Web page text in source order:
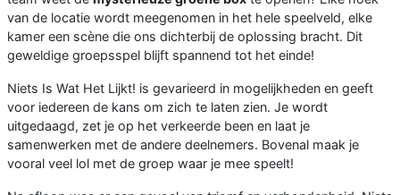
van de locatie wordt meegenomen in het hele speelveld, elke
kamer een scène die ons dichterbij de oplossing bracht. Dit
geweldige groepsspel blijft spannend tot het einde!
Niets Is Wat Het Lijkt! is gevarieerd in mogelijkheden en geeft
voor iedereen de kans om zich te laten zien. Je wordt
uitgedaagd, zet je op het verkeerde been en laat je
samenwerken met de andere deelnemers. Bovenal maak je
vooral veel lol met de groep waar je mee speelt!